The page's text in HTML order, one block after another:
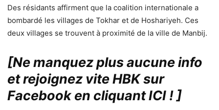
Des résidants affirment que la coalition internationale a
bombardé les villages de Tokhar et de Hoshariyeh. Ces
deux villages se trouvent à proximité de la ville de Manbij.
[Ne manquez plus aucune info
et rejoignez vite HBK sur
Facebook en cliquant ICI !]